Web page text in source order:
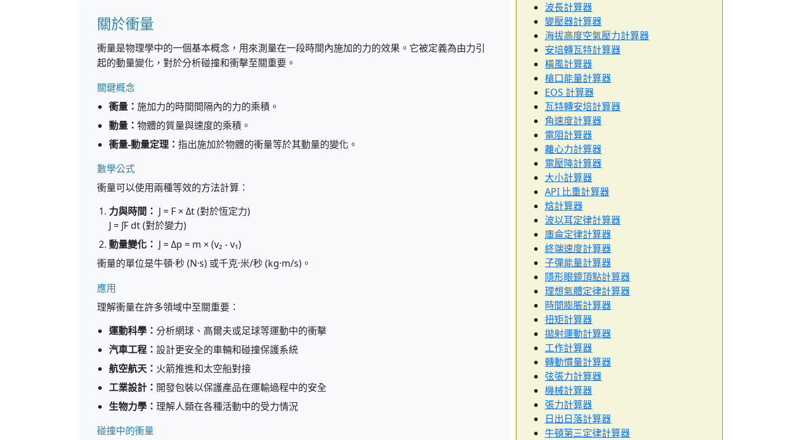
關於衝量
衝量是物理學中的一個基本概念，用來測量在一段時間內施加的力的效果。它被定義為由力引
起的動量變化，對於分析碰撞和衝擊至關重要。
關鍵概念
衝量： 施加力的時間間隔內的力的乘積。
動量： 物體的質量與速度的乘積。
衝量-動量定理： 指出施加於物體的衝量等於其動量的變化。
數學公式
衝量可以使用兩種等效的方法計算：
力與時間： J = F × Δt (對於恆定力)
J = ∫F dt (對於變力)
動量變化： J = Δp = m × (v₂ - v₁)
衝量的單位是牛頓·秒 (N·s) 或千克·米/秒 (kg·m/s)。
應用
理解衝量在許多領域中至關重要：
運動科學： 分析網球、高爾夫或足球等運動中的衝擊
汽車工程： 設計更安全的車輛和碰撞保護系統
航空航天： 火箭推進和太空船對接
工業設計： 開發包裝以保護產品在運輸過程中的安全
生物力學： 理解人類在各種活動中的受力情況
碰撞中的衝量
波長計算器
變壓器計算器
海拔高度空氣壓力計算器
安培轉瓦特計算器
橫風計算器
槍口能量計算器
EOS 計算器
瓦特轉安培計算器
角速度計算器
電阻計算器
離心力計算器
電壓降計算器
大小計算器
API 比重計算器
焓計算器
波以耳定律計算器
庫侖定律計算器
終端速度計算器
子彈能量計算器
隱形眼鏡頂點計算器
理想氣體定律計算器
時間膨脹計算器
扭矩計算器
拋射運動計算器
工作計算器
轉動慣量計算器
弦張力計算器
機械計算器
張力計算器
日出日落計算器
牛頓第三定律計算器